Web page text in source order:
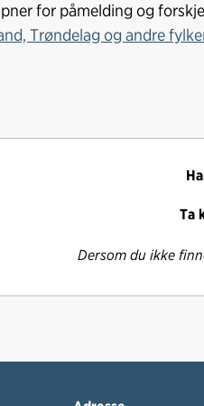
for påmelding og
Trøndelag og andre
Ta
Dersom du ikke